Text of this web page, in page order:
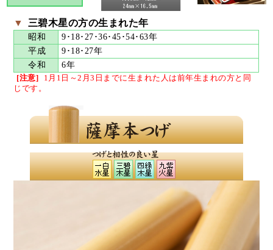
▼ 三碧木星の方の生まれた年
昭和
9･18･27･36･45･54･63年
平成
9･18･27年
令和
6年
[注意]
1月1日～2月3日までに生まれた人は前年生まれの方と同
じです。